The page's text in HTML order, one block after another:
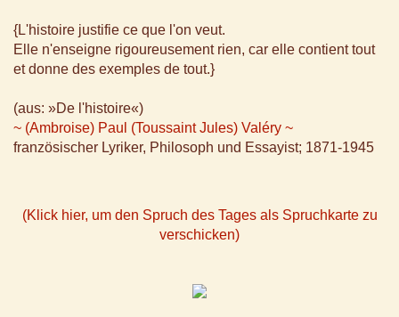
{L'histoire justifie ce que l'on veut.
Elle n'enseigne rigoureusement rien, car elle contient tout
et donne des exemples de tout.}
(aus: »De l'histoire«)
~ (Ambroise) Paul (Toussaint Jules) Valéry ~
französischer Lyriker, Philosoph und Essayist; 1871-1945
(Klick hier, um den Spruch des Tages als Spruchkarte zu
verschicken)